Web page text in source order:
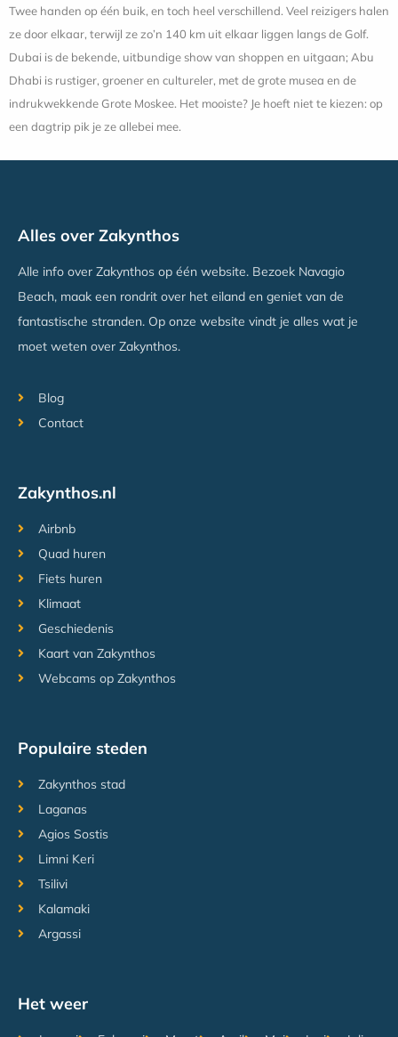
Twee handen op één buik, en toch heel verschillend. Veel reizigers halen
ze door elkaar, terwijl ze zo’n 140 km uit elkaar liggen langs de Golf.
Dubai is de bekende, uitbundige show van shoppen en uitgaan; Abu
Dhabi is rustiger, groener en cultureler, met de grote musea en de
indrukwekkende Grote Moskee. Het mooiste? Je hoeft niet te kiezen: op
een dagtrip pik je ze allebei mee.
Alles over Zakynthos
Alle info over Zakynthos op één website. Bezoek Navagio
Beach, maak een rondrit over het eiland en geniet van de
fantastische stranden. Op onze website vindt je alles wat je
moet weten over Zakynthos.
Blog
Contact
Zakynthos.nl
Airbnb
Quad huren
Fiets huren
Klimaat
Geschiedenis
Kaart van Zakynthos
Webcams op Zakynthos
Populaire steden
Zakynthos stad
Laganas
Agios Sostis
Limni Keri
Tsilivi
Kalamaki
Argassi
Het weer